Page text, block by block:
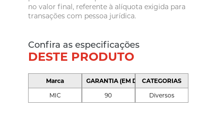
no valor final, referente à alíquota exigida para
transações com pessoa jurídica.
Confira as especificações
DESTE PRODUTO
Marca
MIC
GARANTIA (EM DIAS)
90
CATEGORIAS
Diversos